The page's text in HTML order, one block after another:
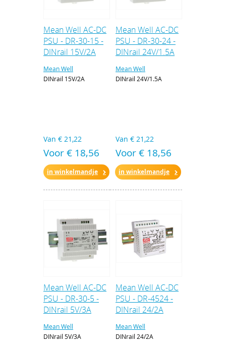
Mean Well AC-DC
PSU - DR-30-15 -
DINrail 15V/2A
Mean Well
DINrail 15V/2A
Van € 21,22
Voor € 18,56
in winkelmandje
Mean Well AC-DC
PSU - DR-30-24 -
DINrail 24V/1.5A
Mean Well
DINrail 24V/1.5A
Van € 21,22
Voor € 18,56
in winkelmandje
Mean Well AC-DC
PSU - DR-30-5 -
DINrail 5V/3A
Mean Well
DINrail 5V/3A
Mean Well AC-DC
PSU - DR-4524 -
DINrail 24/2A
Mean Well
DINrail 24/2A